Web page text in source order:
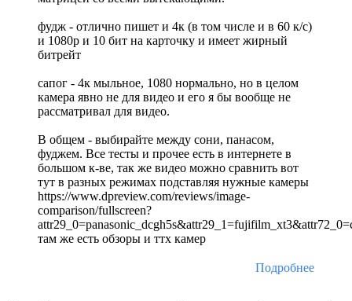
фудж - отлично пишет и 4к (в том числе и в 60 к/с)
и 1080р и 10 бит на карточку и имеет жирный
битрейт
сапог - 4к мыльное, 1080 нормально, но в целом
камера явно не для видео и его я бы вообще не
рассматривал для видео.
В общем - выбирайте между сони, панасом,
фуджем. Все тесты и прочее есть в интернете в
большом к-ве, так же видео можно сравнить вот
тут в разных режимах подставляя нужные камеры
https://www.dpreview.com/reviews/image-
comparison/fullscreen?
там же есть обзоры и ттх камер
Подробнее